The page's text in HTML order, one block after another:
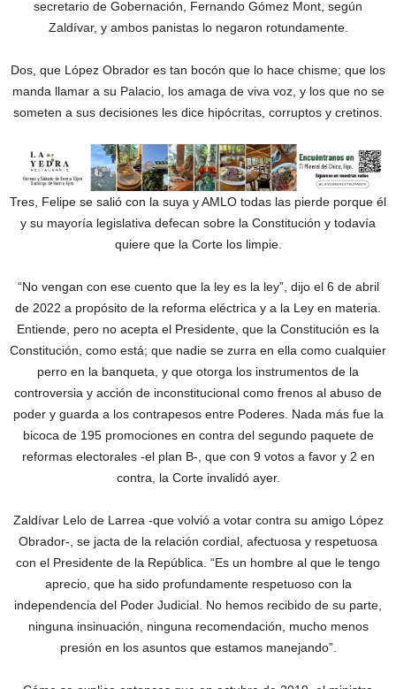
secretario de Gobernación, Fernando Gómez Mont, según
Zaldívar, y ambos panistas lo negaron rotundamente.
Dos, que López Obrador es tan bocón que lo hace chisme; que los
manda llamar a su Palacio, los amaga de viva voz, y los que no se
someten a sus decisiones les dice hipócritas, corruptos y cretinos.
Tres, Felipe se salió con la suya y AMLO todas las pierde porque él
y su mayoría legislativa defecan sobre la Constitución y todavía
quiere que la Corte los limpie.
“No vengan con ese cuento que la ley es la ley”, dijo el 6 de abril
de 2022 a propósito de la reforma eléctrica y a la Ley en materia.
Entiende, pero no acepta el Presidente, que la Constitución es la
Constitución, como está; que nadie se zurra en ella como cualquier
perro en la banqueta, y que otorga los instrumentos de la
controversia y acción de inconstitucional como frenos al abuso de
poder y guarda a los contrapesos entre Poderes. Nada más fue la
bicoca de 195 promociones en contra del segundo paquete de
reformas electorales -el plan B-, que con 9 votos a favor y 2 en
contra, la Corte invalidó ayer.
Zaldívar Lelo de Larrea -que volvió a votar contra su amigo López
Obrador-, se jacta de la relación cordial, afectuosa y respetuosa
con el Presidente de la República. “Es un hombre al que le tengo
aprecio, que ha sido profundamente respetuoso con la
independencia del Poder Judicial. No hemos recibido de su parte,
ninguna insinuación, ninguna recomendación, mucho menos
presión en los asuntos que estamos manejando”.